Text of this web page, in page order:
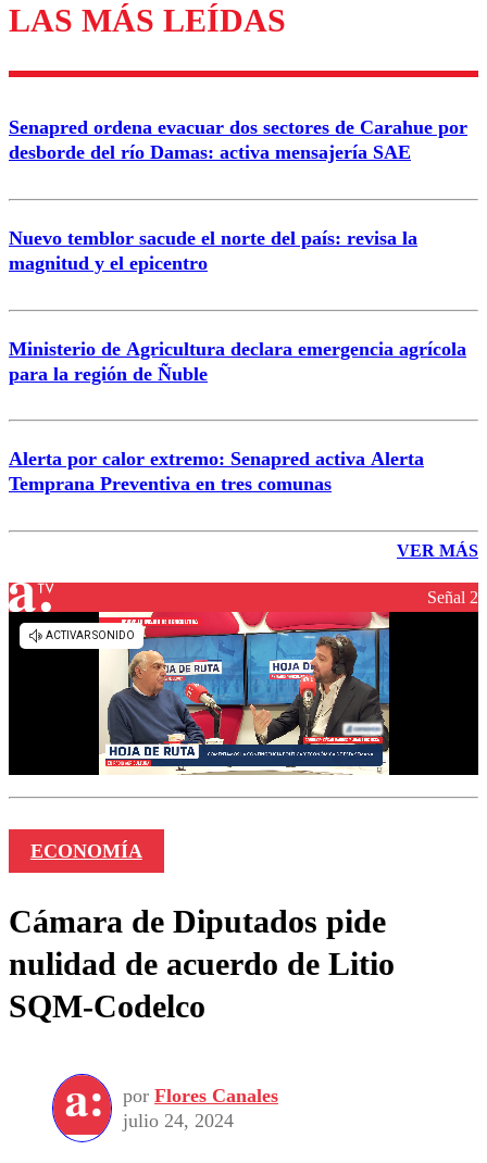
Enviar comentario
LAS MÁS LEÍDAS
Senapred ordena evacuar dos sectores de Carahue por
desborde del río Damas: activa mensajería SAE
Nuevo temblor sacude el norte del país: revisa la
magnitud y el epicentro
Ministerio de Agricultura declara emergencia agrícola
para la región de Ñuble
Alerta por calor extremo: Senapred activa Alerta
Temprana Preventiva en tres comunas
VER MÁS
Señal 2
ECONOMÍA
Cámara de Diputados pide
nulidad de acuerdo de Litio
SQM-Codelco
por Flores Canales
julio 24, 2024